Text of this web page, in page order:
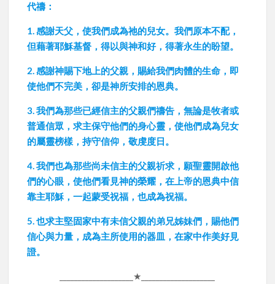
代禱：
1. 感謝天父，使我們成為祂的兒女。我們原本不配，
但藉著耶穌基督，得以與神和好，得著永生的盼望。
2. 感謝神賜下地上的父親，賜給我們肉體的生命，即
使他們不完美，卻是神所安排的恩典。
3. 我們為那些已經信主的父親們禱告，無論是牧者或
普通信眾，求主保守他們的身心靈，使他們成為兒女
的屬靈榜樣，持守信仰，敬虔度日。
4. 我們也為那些尚未信主的父親祈求，願聖靈開啟他
們的心眼，使他們看見神的榮耀，在上帝的恩典中信
靠主耶穌，一起蒙受祝福，也成為祝福。
5. 也求主堅固家中有未信父親的弟兄姊妹們，賜他們
信心與力量，成為主所使用的器皿，在家中作美好見
證。
____________________★____________________